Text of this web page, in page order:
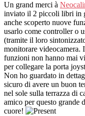
Un grand merci à
inviato il 2 piccoli libri in
anche scoperto nuove
usarlo come controller o
(tramite il loro
monitorare videocamera.
funzioni non hanno mai
per collegare la porta
Non ho guardato in
sicuro di avere un buon
nel sole sulla terrazza di
amico per questo grande
cuore!